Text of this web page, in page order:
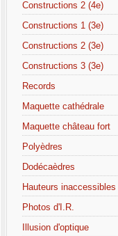
Constructions 2 (4e)
Constructions 1 (3e)
Constructions 2 (3e)
Constructions 3 (3e)
Records
Maquette cathédrale
Maquette château fort
Polyèdres
Dodécaèdres
Hauteurs inaccessibles
Photos d'I.R.
Illusion d'optique